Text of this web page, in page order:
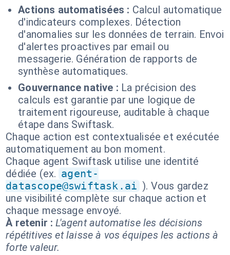
Actions automatisées : Calcul automatique
d'indicateurs complexes. Détection
d'anomalies sur les données de terrain. Envoi
d'alertes proactives par email ou
messagerie. Génération de rapports de
synthèse automatiques.
Gouvernance native : La précision des
calculs est garantie par une logique de
traitement rigoureuse, auditable à chaque
étape dans Swiftask.
Chaque action est contextualisée et exécutée
automatiquement au bon moment.
Chaque agent Swiftask utilise une identité
dédiée (ex. agent-
datascope@swiftask.ai ). Vous gardez
une visibilité complète sur chaque action et
chaque message envoyé.
À retenir : L'agent automatise les décisions
répétitives et laisse à vos équipes les actions à
forte valeur.